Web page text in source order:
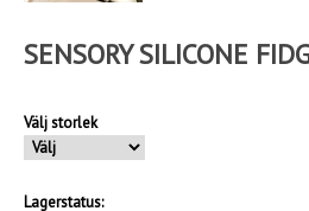
SENSORY SILICONE
Välj storlek
Lagerstatus: